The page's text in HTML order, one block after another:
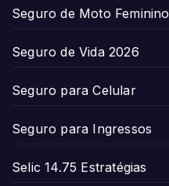
Seguro de Moto Feminino
Seguro de Vida 2026
Seguro para Celular
Seguro para Ingressos
Selic 14.75 Estratégias